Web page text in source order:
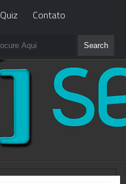
Quiz Contato